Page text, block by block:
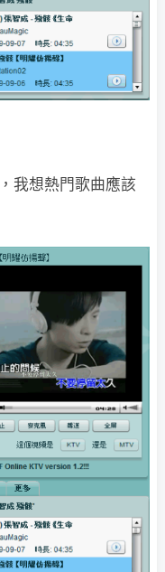
我想熱門歌曲應該